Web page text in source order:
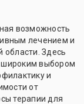
возможность
лечением и
области. Здесь
выбором
и
от
терапии для